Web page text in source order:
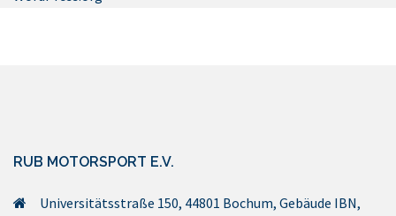
RUB MOTORSPORT E.V.
Universitätsstraße 150, 44801 Bochum, Gebäude IBN,